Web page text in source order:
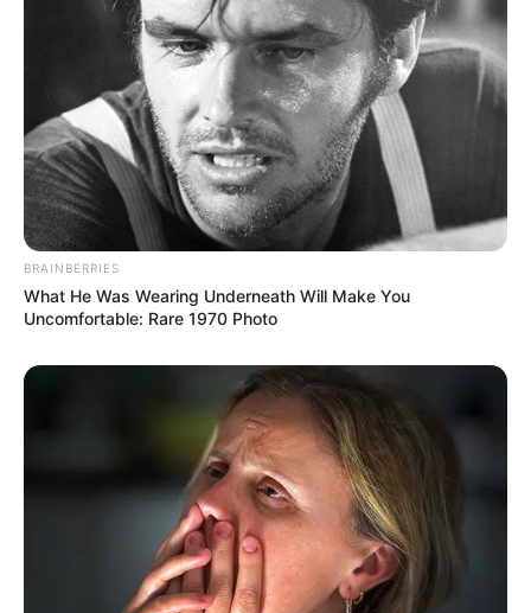
BRAINBERRIES
What He Was Wearing Underneath Will Make You
Uncomfortable: Rare 1970 Photo